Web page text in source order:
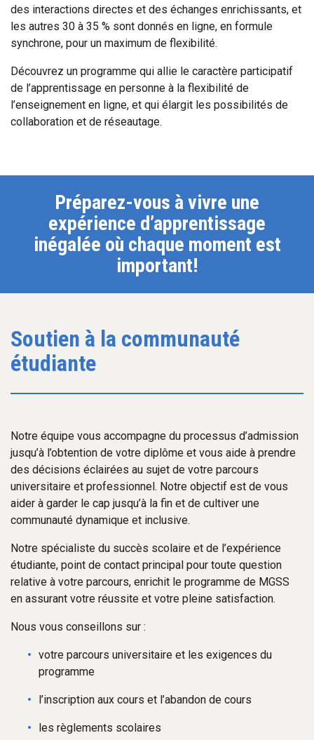
des interactions directes et des échanges enrichissants, et
les autres 30 à 35 % sont donnés en ligne, en formule
synchrone, pour un maximum de flexibilité.
Découvrez un programme qui allie le caractère participatif
de l’apprentissage en personne à la flexibilité de
l’enseignement en ligne, et qui élargit les possibilités de
collaboration et de réseautage.
Préparez-vous à vivre une
expérience d’apprentissage
inégalée où chaque moment est
important!
Soutien à la communauté
étudiante
Notre équipe vous accompagne du processus d’admission
jusqu’à l’obtention de votre diplôme et vous aide à prendre
des décisions éclairées au sujet de votre parcours
universitaire et professionnel. Notre objectif est de vous
aider à garder le cap jusqu’à la fin et de cultiver une
communauté dynamique et inclusive.
Notre spécialiste du succès scolaire et de l’expérience
étudiante, point de contact principal pour toute question
relative à votre parcours, enrichit le programme de MGSS
en assurant votre réussite et votre pleine satisfaction.
Nous vous conseillons sur :
votre parcours universitaire et les exigences du
programme
l’inscription aux cours et l’abandon de cours
les règlements scolaires